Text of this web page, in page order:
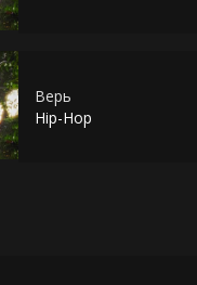
Верь
Hip-Hop